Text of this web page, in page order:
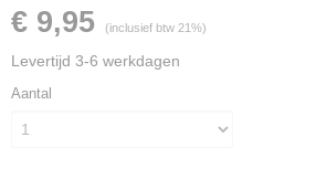
€ 9,95 (inclusief btw 21%)
Levertijd 3-6 werkdagen
Aantal